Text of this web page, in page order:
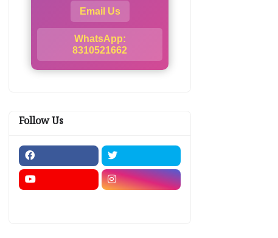
Email Us
WhatsApp:
8310521662
Follow Us